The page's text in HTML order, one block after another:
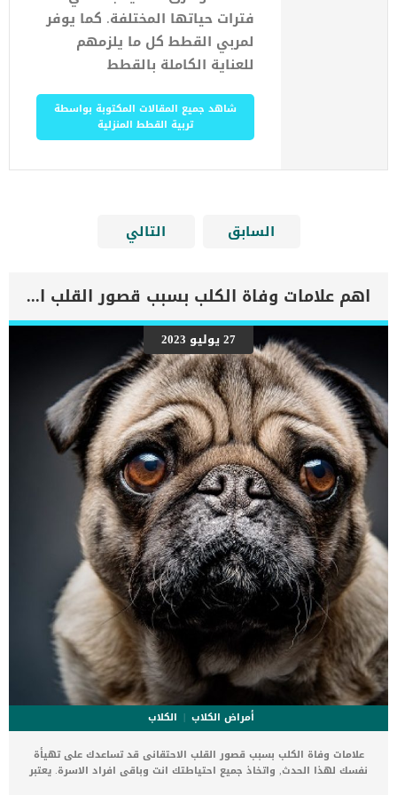
فترات حياتها المختلفة. كما يوفر
لمربي القطط كل ما يلزمهم
للعناية الكاملة بالقطط
شاهد جميع المقالات المكتوبة بواسطة
تربية القطط المنزلية
السابق التالي
اهم علامات وفاة الكلب بسبب قصور القلب الاحتقانى
27 يوليو 2023
أمراض الكلاب
الكلاب
علامات وفاة الكلب بسبب قصور القلب الاحتقانى قد تساعدك على تهيأة
نفسك لهذا الحدث, واتخاذ جميع احتياطتك انت وباقى افراد الاسرة. يعتبر